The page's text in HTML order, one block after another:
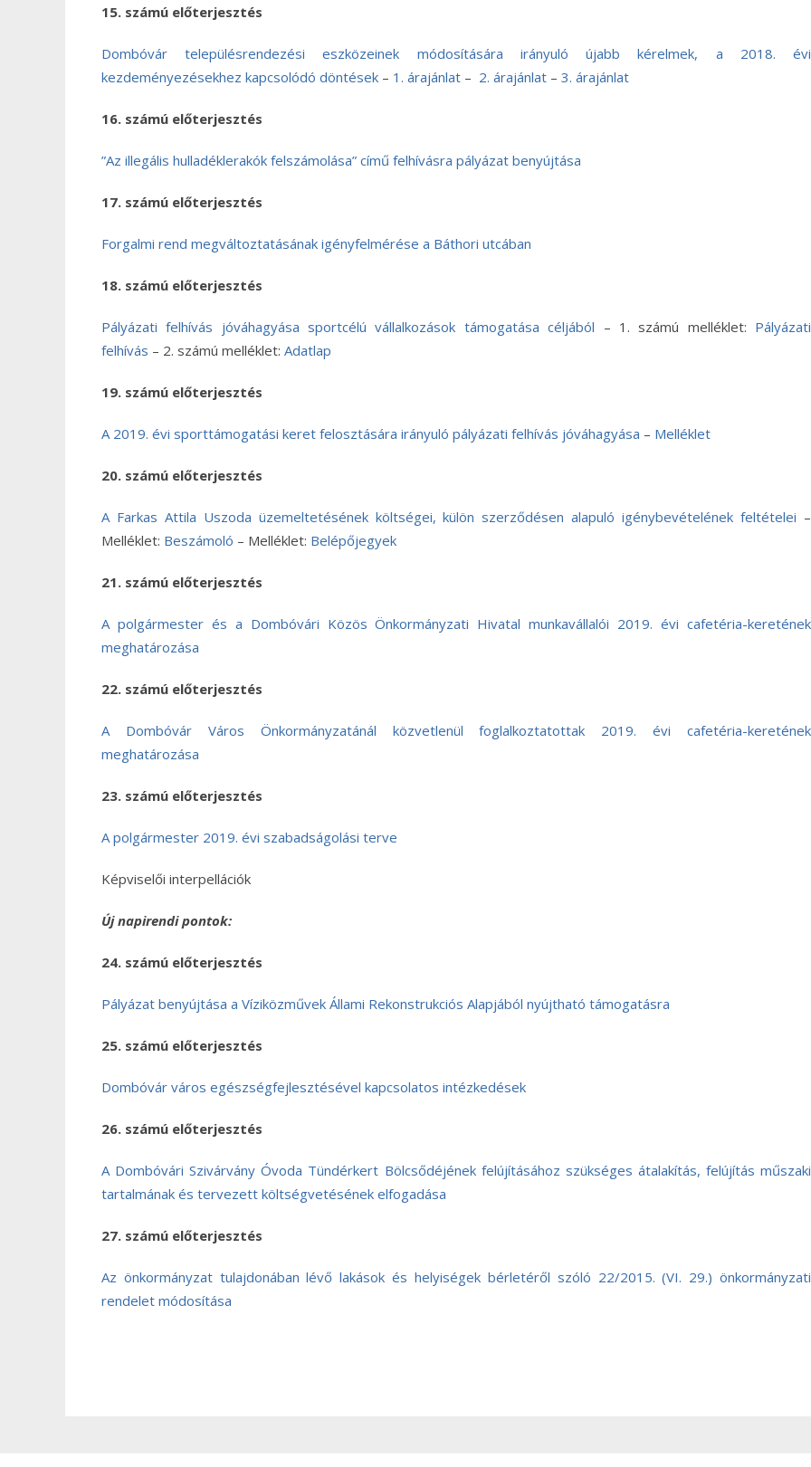
15. számú előterjesztés
Dombóvár településrendezési eszközeinek módosítására irányuló újabb kérelmek, a 2018. évi
kezdeményezésekhez kapcsolódó döntések – 1. árajánlat – 2. árajánlat – 3. árajánlat
16. számú előterjesztés
”Az illegális hulladéklerakók felszámolása” című felhívásra pályázat benyújtása
17. számú előterjesztés
Forgalmi rend megváltoztatásának igényfelmérése a Báthori utcában
18. számú előterjesztés
Pályázati felhívás jóváhagyása sportcélú vállalkozások támogatása céljából – 1. számú melléklet: Pályázati
felhívás – 2. számú melléklet: Adatlap
19. számú előterjesztés
A 2019. évi sporttámogatási keret felosztására irányuló pályázati felhívás jóváhagyása – Melléklet
20. számú előterjesztés
A Farkas Attila Uszoda üzemeltetésének költségei, külön szerződésen alapuló igénybevételének feltételei –
Melléklet: Beszámoló – Melléklet: Belépőjegyek
21. számú előterjesztés
A polgármester és a Dombóvári Közös Önkormányzati Hivatal munkavállalói 2019. évi cafetéria-keretének
meghatározása
22. számú előterjesztés
A Dombóvár Város Önkormányzatánál közvetlenül foglalkoztatottak 2019. évi cafetéria-keretének
meghatározása
23. számú előterjesztés
A polgármester 2019. évi szabadságolási terve
Képviselői interpellációk
Új napirendi pontok:
24. számú előterjesztés
Pályázat benyújtása a Víziközművek Állami Rekonstrukciós Alapjából nyújtható támogatásra
25. számú előterjesztés
Dombóvár város egészségfejlesztésével kapcsolatos intézkedések
26. számú előterjesztés
A Dombóvári Szivárvány Óvoda Tündérkert Bölcsődéjének felújításához szükséges átalakítás, felújítás műszaki
tartalmának és tervezett költségvetésének elfogadása
27. számú előterjesztés
Az önkormányzat tulajdonában lévő lakások és helyiségek bérletéről szóló 22/2015. (VI. 29.) önkormányzati
rendelet módosítása